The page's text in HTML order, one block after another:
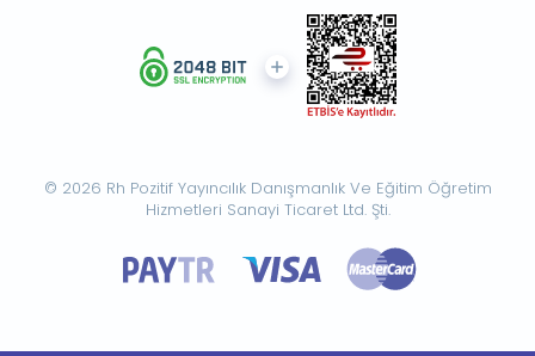
© 2026 Rh Pozitif Yayıncılık Danışmanlık Ve Eğitim Öğretim
Hizmetleri Sanayi Ticaret Ltd. Şti.